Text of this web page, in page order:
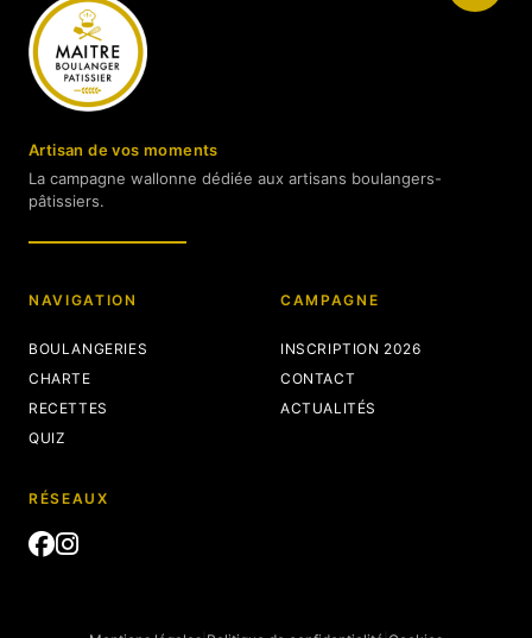
Artisan de vos moments
La campagne wallonne dédiée aux artisans boulangers-
pâtissiers.
NAVIGATION
BOULANGERIES
CHARTE
RECETTES
QUIZ
CAMPAGNE
INSCRIPTION 2026
CONTACT
ACTUALITÉS
RÉSEAUX